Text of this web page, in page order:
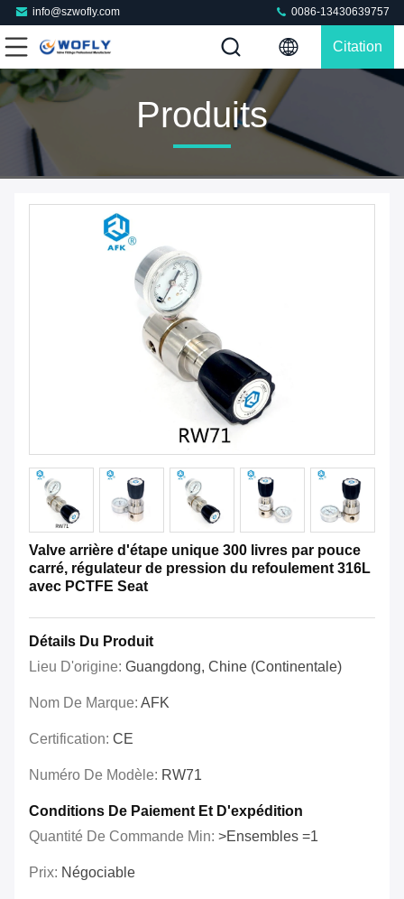
info@szwofly.com 0086-13430639757
Citation
Produits
Valve arrière d'étape unique 300 livres par pouce
carré, régulateur de pression du refoulement 316L
avec PCTFE Seat
Détails Du Produit
Lieu D'origine: Guangdong, Chine (continentale)
Nom De Marque: AFK
Certification: CE
Numéro De Modèle: RW71
Conditions De Paiement Et D'expédition
Quantité De Commande Min: >Ensembles =1
Prix: Négociable